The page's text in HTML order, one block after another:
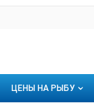
fishretail.ru
ЦЕНЫ НА РЫБУ